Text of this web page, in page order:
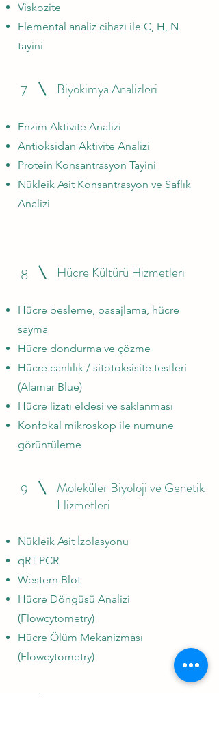
Viskozite
Elemental analiz cihazı ile C, H, N
tayini
7 Biyokimya Analizleri
Enzim Aktivite Analizi
Antioksidan Aktivite Analizi
Protein Konsantrasyon Tayini
Nükleik Asit Konsantrasyon ve Saflık
Analizi
8 Hücre Kültürü Hizmetleri
Hücre besleme, pasajlama, hücre
sayma
Hücre dondurma ve çözme
Hücre canlılık / sitotoksisite testleri
(Alamar Blue)
Hücre lizatı eldesi ve saklanması
Konfokal mikroskop ile numune
görüntüleme
9
Moleküler Biyoloji ve Genetik
Hizmetleri
Nükleik Asit İzolasyonu
qRT-PCR
Western Blot
Hücre Döngüsü Analizi
(Flowcytometry)
Hücre Ölüm Mekanizması
(Flowcytometry)